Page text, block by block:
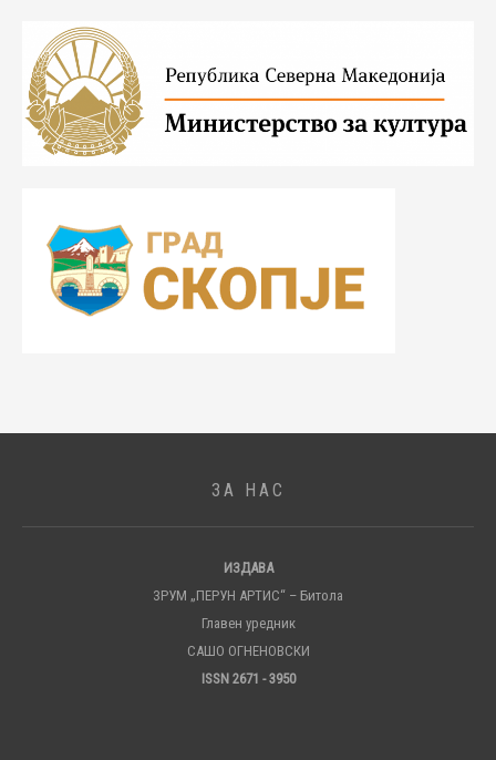
ЗА НАС
ИЗДАВА
ЗРУМ „ПЕРУН АРТИС“ – Битола
Главен уредник
САШО ОГНЕНОВСКИ
ISSN 2671 - 3950